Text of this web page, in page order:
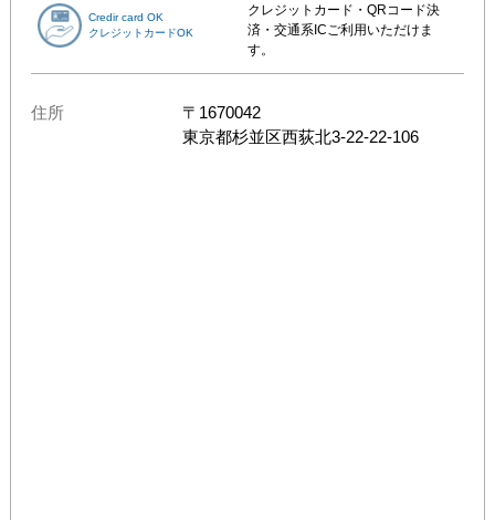
Credir card OK
クレジットカードOK
クレジットカード・QRコード決
済・交通系ICご利用いただけま
す。
住所 〒 1670042
東京都杉並区西荻北3-22-22-106